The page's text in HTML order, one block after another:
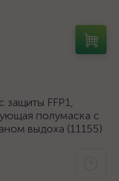
FFP1,
полумаска с
выдоха (11155)